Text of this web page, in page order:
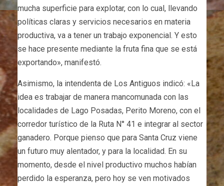
mucha superficie para explotar, con lo cual, llevando
políticas claras y servicios necesarios en materia
productiva, va a tener un trabajo exponencial. Y esto
se hace presente mediante la fruta fina que se está
exportando», manifestó.
Asimismo, la intendenta de Los Antiguos indicó: «La
idea es trabajar de manera mancomunada con las
localidades de Lago Posadas, Perito Moreno, con el
corredor turístico de la Ruta N° 41 e integrar al sector
ganadero. Porque pienso que para Santa Cruz viene
un futuro muy alentador, y para la localidad. En su
momento, desde el nivel productivo muchos habían
perdido la esperanza, pero hoy se ven motivados